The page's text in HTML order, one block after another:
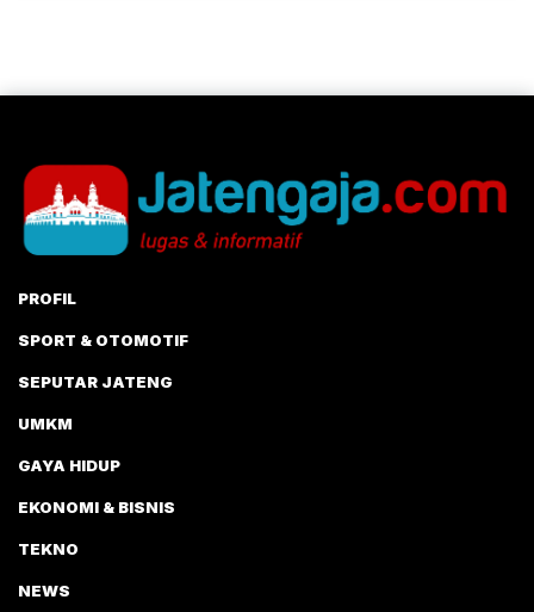
PROFIL
SPORT & OTOMOTIF
SEPUTAR JATENG
UMKM
GAYA HIDUP
EKONOMI & BISNIS
TEKNO
NEWS